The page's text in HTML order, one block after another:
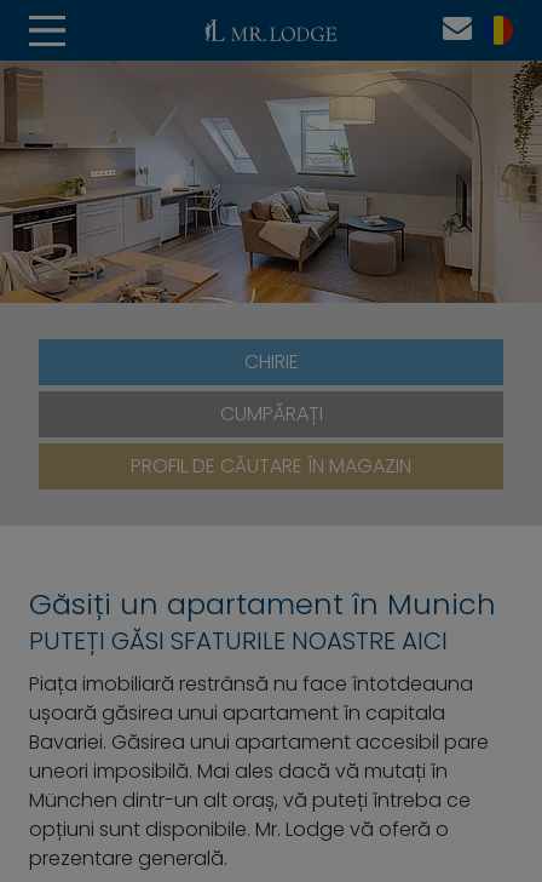
CHIRIE
CUMPĂRAȚI
PROFIL DE CĂUTARE ÎN MAGAZIN
Găsiți un apartament în Munich
PUTEȚI GĂSI SFATURILE NOASTRE AICI
Piața imobiliară restrânsă nu face întotdeauna
ușoară găsirea unui apartament în capitala
Bavariei. Găsirea unui apartament accesibil pare
uneori imposibilă. Mai ales dacă vă mutați în
München dintr-un alt oraș, vă puteți întreba ce
opțiuni sunt disponibile. Mr. Lodge vă oferă o
prezentare generală.